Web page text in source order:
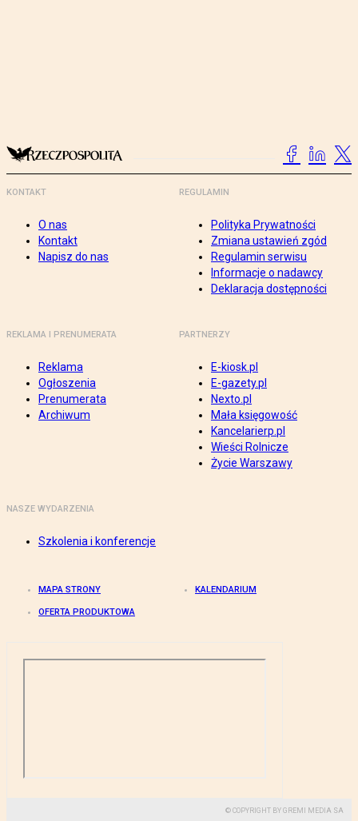
KONTAKT
O nas
Kontakt
Napisz do nas
REGULAMIN
Polityka Prywatności
Zmiana ustawień zgód
Regulamin serwisu
Informacje o nadawcy
Deklaracja dostępności
REKLAMA I PRENUMERATA
Reklama
Ogłoszenia
Prenumerata
Archiwum
PARTNERZY
E-kiosk.pl
E-gazety.pl
Nexto.pl
Mała księgowość
Kancelarierp.pl
Wieści Rolnicze
Życie Warszawy
NASZE WYDARZENIA
Szkolenia i konferencje
MAPA STRONY KALENDARIUM
OFERTA PRODUKTOWA
© COPYRIGHT BY GREMI MEDIA SA